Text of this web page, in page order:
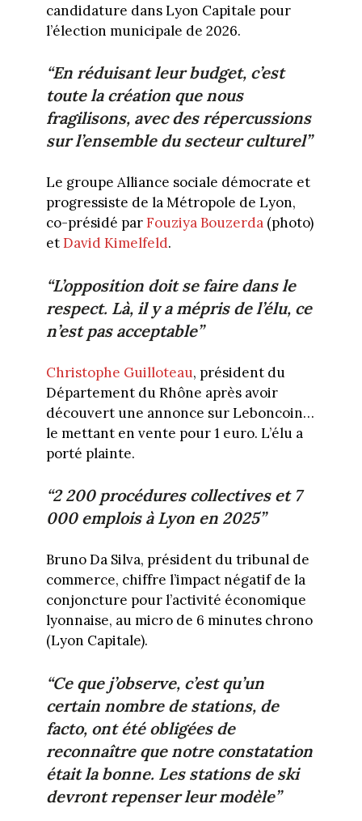
candidature dans Lyon Capitale pour
l’élection municipale de 2026.
“En réduisant leur budget, c’est
toute la création que nous
fragilisons, avec des répercussions
sur l’ensemble du secteur culturel”
Le groupe Alliance sociale démocrate et
progressiste de la Métropole de Lyon,
co-présidé parFouziya Bouzerda (photo)
etDavid Kimelfeld.
“L’opposition doit se faire dans le
respect. Là, il y a mépris de l’élu, ce
n’est pas acceptable”
Christophe Guilloteau, président du
Département du Rhône après avoir
découvert une annonce sur Leboncoin…
le mettant en vente pour 1 euro. L’élu a
porté plainte.
“2 200 procédures collectives et 7
000 emplois à Lyon en 2025”
Bruno Da Silva, président du tribunal de
commerce, chiffre l’impact négatif de la
conjoncture pour l’activité économique
lyonnaise, au micro de 6 minutes chrono
(Lyon Capitale).
“Ce que j’observe, c’est qu’un
certain nombre de stations, de
facto, ont été obligées de
reconnaître que notre constatation
était la bonne. Les stations de ski
devront repenser leur modèle”